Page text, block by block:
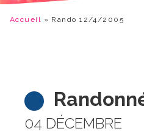
Accueil » Rando 12/4/2005
04 DÉCEMBRE